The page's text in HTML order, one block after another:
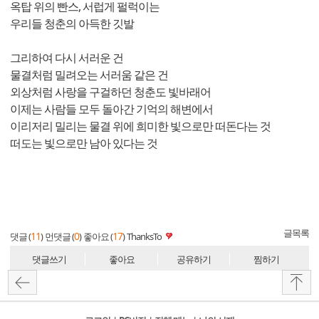
옥탑 위의 빤스, 서럽게 펄럭이는
우리들 청춘의 아득한 깃발
그리하여 다시 서러운 건
물결처럼 밀려오는 서러움 같은 건
외상처럼 사랑을 구걸하던 청춘도 빛바래어
이제는 사람들 모두 돌아간 기억의 해변에서
이리저리 밀리는 물결 위에 희미한 빛으로만 떠돈다는 것
떠도는 빛으로만 남아 있다는 것
댓글 (11) 먼댓글 (0) 좋아요 (17)ThanksTo 글목록
댓글쓰기 좋아요 공유하기 찜하기